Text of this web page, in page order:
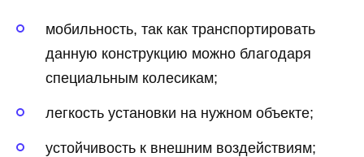
мобильность, так как транспортировать
данную конструкцию можно благодаря
специальным колесикам;
легкость установки на нужном объекте;
устойчивость к внешним воздействиям;